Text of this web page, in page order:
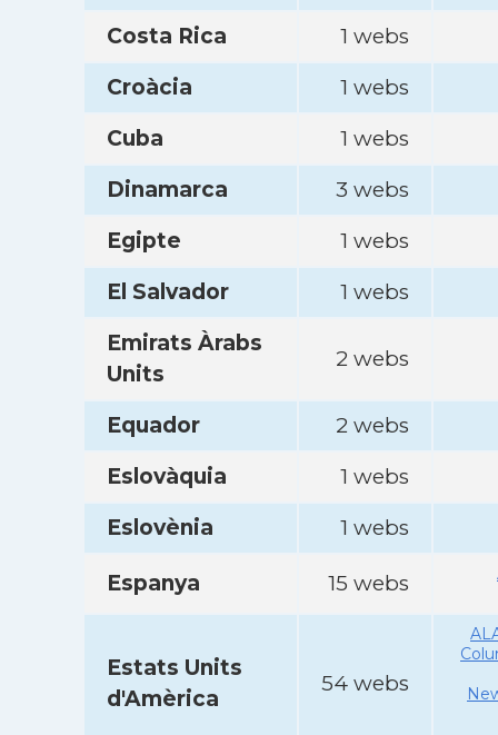
Costa Rica
1 webs
Croàcia
1 webs
Cuba
1 webs
Dinamarca
3 webs
Egipte
1 webs
El Salvador
1 webs
Emirats Àrabs
Units
2 webs
Equador
2 webs
Eslovàquia
1 webs
Eslovènia
1 webs
Espanya 15 webs
Estats Units
d'Amèrica
54 webs